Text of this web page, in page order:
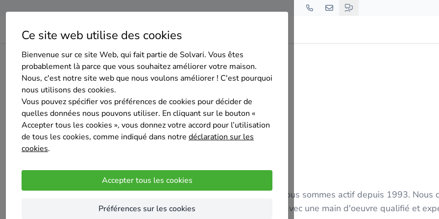
Ce site web utilise des cookies
Bienvenue sur ce site Web, qui fait partie de Solvari. Vous êtes
probablement là parce que vous souhaitez améliorer votre maison.
Nous, c'est notre site web que nous voulons améliorer ! C'est pourquoi
nous utilisons des cookies.
Vous pouvez spécifier vos préférences de cookies pour décider de
quelles données nous pouvons utiliser. En cliquant sur le bouton «
Accepter tous les cookies », vous donnez votre accord pour l’utilisation
de tous les cookies, comme indiqué dans notre déclaration sur les
cookies.
Accepter tous les cookies
Préférences sur les cookies
Home Chauffage Bruxelles Uccle Callewaert
Callewaert
Entreprise générale du bâtiment de père en fils et diplômé. Nous sommes actif depuis 1993. Nous
avec de nombreux architectes et ingénieurs. Nous travaillons avec une main d'oeuvre qualifié et